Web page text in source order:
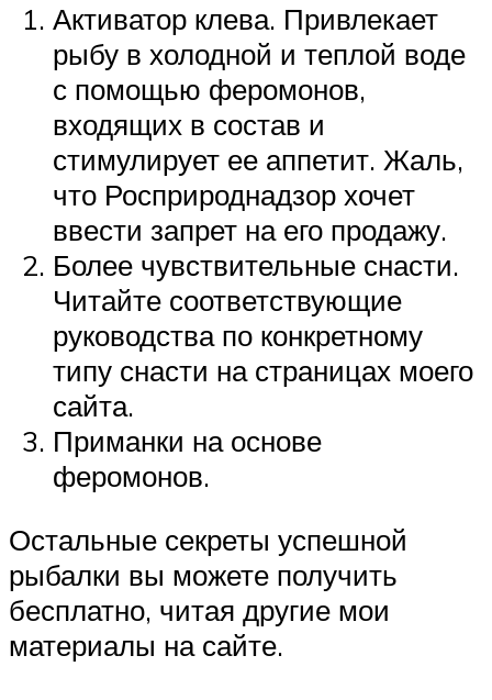
Активатор клева. Привлекает
рыбу в холодной и теплой воде
с помощью феромонов,
входящих в состав и
стимулирует ее аппетит. Жаль,
что Росприроднадзор хочет
ввести запрет на его продажу.
Более чувствительные снасти.
Читайте соответствующие
руководства по конкретному
типу снасти на страницах моего
сайта.
Приманки на основе
феромонов.
Остальные секреты успешной
рыбалки вы можете получить
бесплатно, читая другие мои
материалы на сайте.